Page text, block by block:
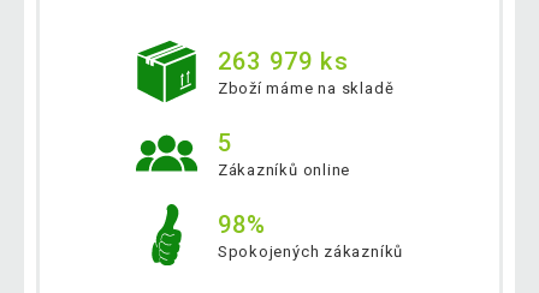
263 979 ks
Zboží máme na skladě
5
Zákazníků online
98%
Spokojených zákazníků